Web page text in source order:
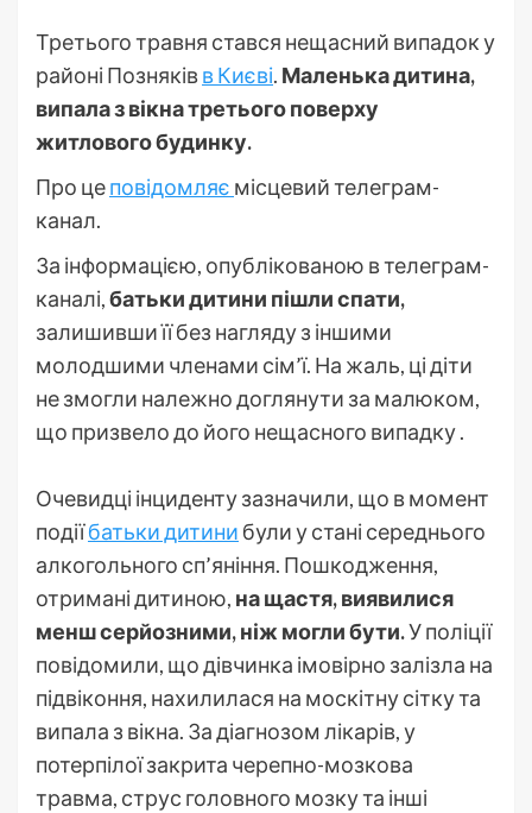
Третього травня стався нещасний випадок у
районі Позняківв Києві. Маленька дитина,
випала з вікна третього поверху
житлового будинку.
Про цеповідомляє місцевий телеграм-
канал.
За інформацією, опублікованою в телеграм-
каналі,батьки дитини пішли спати,
залишивши її без нагляду з іншими
молодшими членами сім’ї. На жаль, ці діти
не змогли належно доглянути за малюком,
що призвело до його нещасного випадку .
Очевидці інциденту зазначили, що в момент
подіїбатьки дитини були у стані середнього
алкогольного сп’яніння. Пошкодження,
отримані дитиною, на щастя, виявилися
менш серйозними, ніж могли бути.У поліції
повідомили, що дівчинка імовірно залізла на
підвіконня, нахилилася на москітну сітку та
випала з вікна. За діагнозом лікарів, у
потерпілої закрита черепно-мозкова
травма, струс головного мозку та інші